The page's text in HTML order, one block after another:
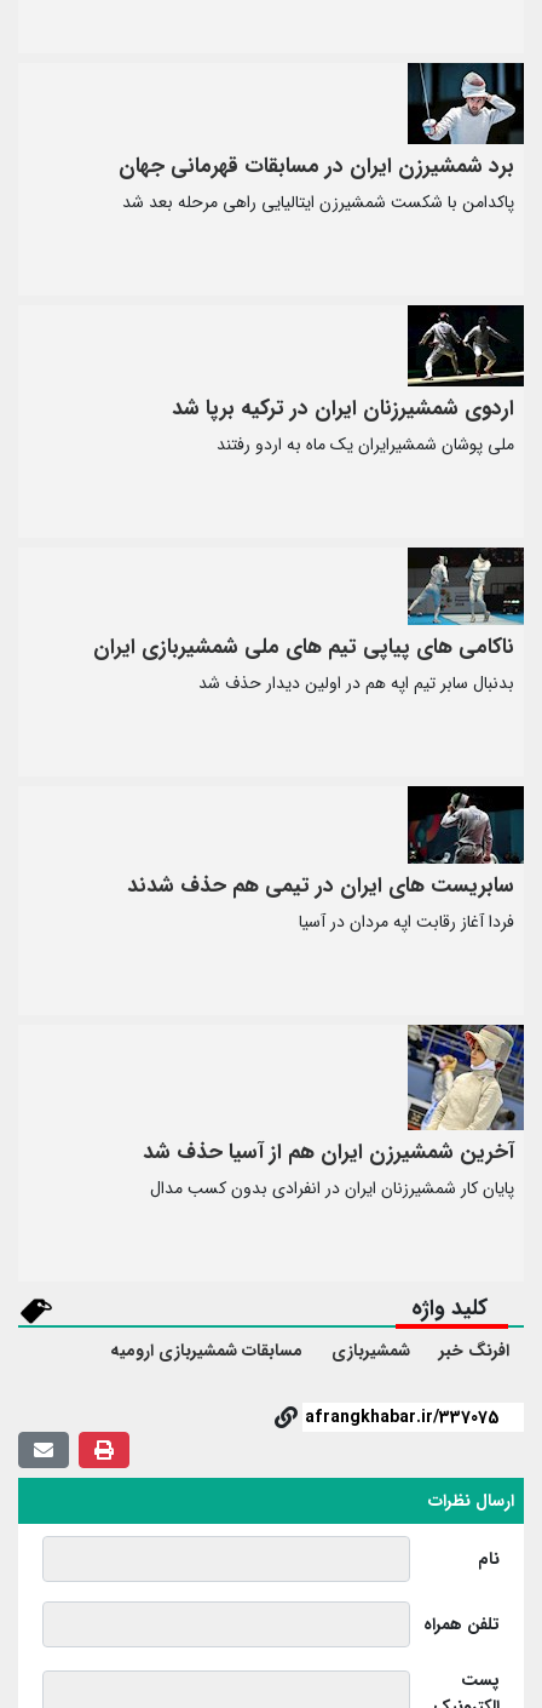
برد شمشیرزن ایران در مسابقات قهرمانی جهان
پاکدامن با شکست شمشیرزن ایتالیایی راهی مرحله بعد شد
اردوی شمشیرزنان ایران در ترکیه برپا شد
ملی پوشان شمشیرایران یک ماه به اردو رفتند
ناکامی های پیاپی تیم های ملی شمشیربازی ایران
بدنبال سابر تیم اپه هم در اولین دیدار حذف شد
سابریست های ایران در تیمی هم حذف شدند
فردا آغاز رقابت اپه مردان در آسیا
آخرین شمشیرزن ایران هم از آسیا حذف شد
پایان کار شمشیرزنان ایران در انفرادی بدون کسب مدال
کلید واژه
افرنگ خبر شمشیربازی مسابقات شمشیربازی ارومیه
ارسال نظرات
نام
تلفن همراه
پست